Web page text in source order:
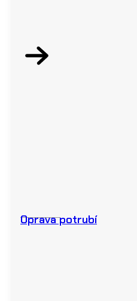
Oprava potrubí